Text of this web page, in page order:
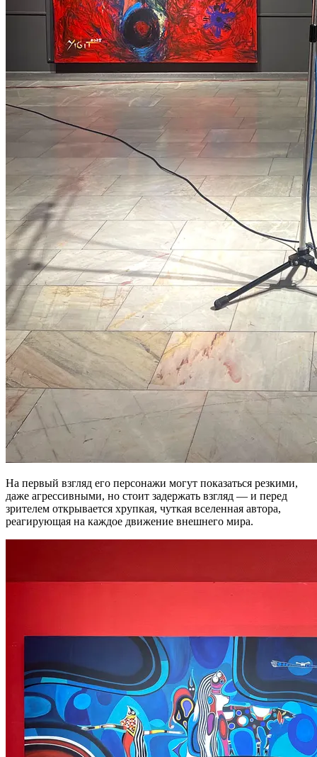
На первый взгляд его персонажи могут показаться резкими,
даже агрессивными, но стоит задержать взгляд — и перед
зрителем открывается хрупкая, чуткая вселенная автора,
реагирующая на каждое движение внешнего мира.